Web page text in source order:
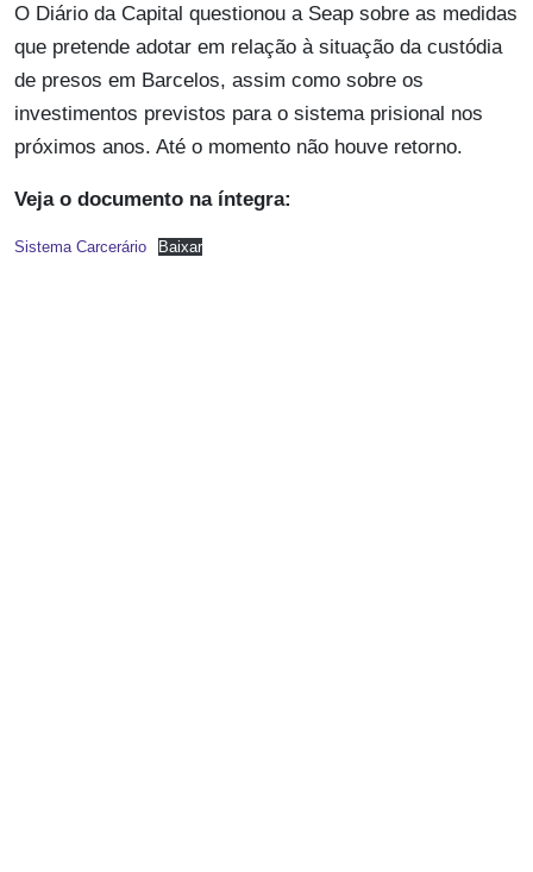
O Diário da Capital questionou a Seap sobre as medidas
que pretende adotar em relação à situação da custódia
de presos em Barcelos, assim como sobre os
investimentos previstos para o sistema prisional nos
próximos anos. Até o momento não houve retorno.
Veja o documento na íntegra:
Sistema Carcerário Baixar